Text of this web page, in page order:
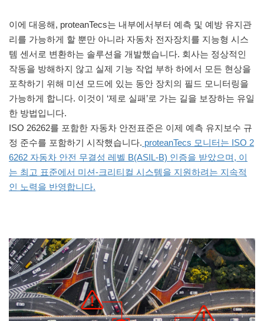
이에 대응해, proteanTecs는 내부에서부터 예측 및 예방 유지관
리를 가능하게 할 뿐만 아니라 자동차 전자장치를 지능형 시스
템 센서로 변환하는 솔루션을 개발했습니다. 회사는 정상적인
작동을 방해하지 않고 실제 기능 작업 부하 하에서 모든 현상을
포착하기 위해 미션 모드에 있는 동안 장치의 필드 모니터링을
가능하게 합니다. 이것이 ‘제로 실패’로 가는 길을 보장하는 유일
한 방법입니다.
ISO 26262를 포함한 자동차 안전표준은 이제 예측 유지보수 규
정 준수를 포함하기 시작했습니다. proteanTecs 모니터는 ISO 2
6262 자동차 안전 무결성 레벨 B(ASIL-B) 인증을 받았으며, 이
는 최고 표준에서 미션-크리티컬 시스템을 지원하려는 지속적
인 노력을 반영합니다.